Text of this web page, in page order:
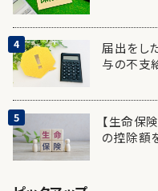
届出をし
与の不支
【生命保
の控除額